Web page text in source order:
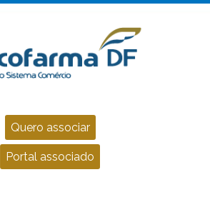
Quero associar
Portal associado